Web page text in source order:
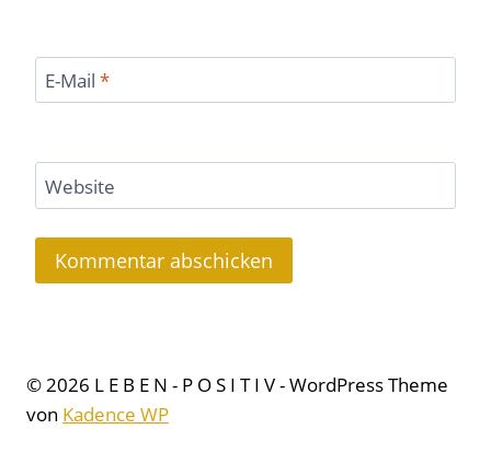
E-Mail *
Website
© 2026 L E B E N - P O S I T I V - WordPress Theme
von Kadence WP